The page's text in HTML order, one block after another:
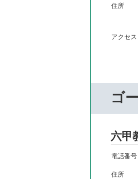
ゴ
六甲